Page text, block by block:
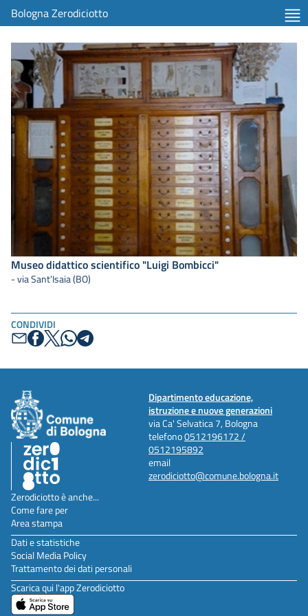
Bologna Zerodiciotto
CONDIVIDI
Museo didattico scientifico "Luigi Bombicci"
- via Sant’Isaia (BO)
Dipartimento educazione,
istruzione e nuove generazioni
via Ca' Selvatica 7, Bologna
telefono0512196172 /
0512195892
email
zerodiciotto@comune.bologna.it
Zerodiciotto è anche...
Come fare per
Area stampa
Dati e statistiche
Social Media Policy
Trattamento dei dati personali
Scarica qui l'app Zerodiciotto